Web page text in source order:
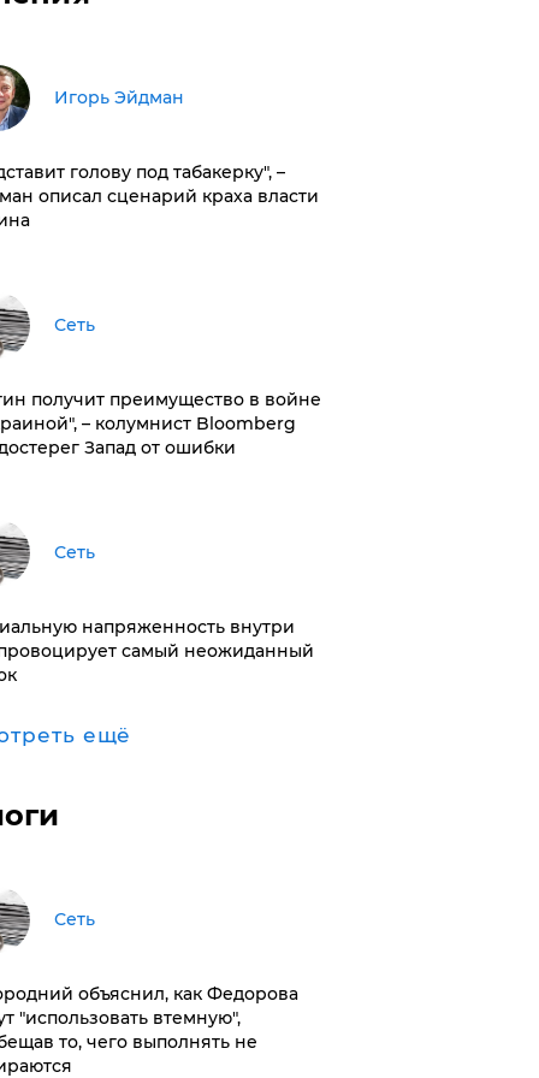
Игорь Эйдман
голову под табакерку", –
описал сценарий краха власти
Сеть
получит преимущество в войне
– колумнист Bloomberg
Запад от ошибки
Сеть
напряженность внутри
самый неожиданный
ещё
Сеть
объяснил, как Федорова
"использовать втемную",
то, чего выполнять не